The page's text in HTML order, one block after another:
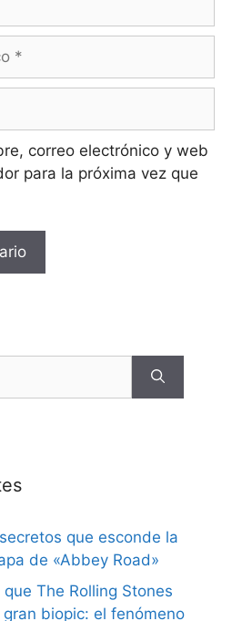
correo electrónico y web
para la próxima vez que
que esconde la
de «Abbey Road»
The Rolling Stones
biopic: el fenómeno